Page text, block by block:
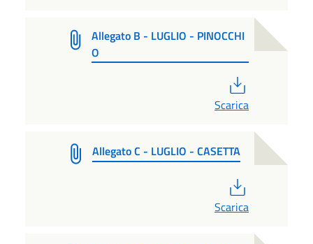
Allegato B - LUGLIO - PINOCCHI
O
Scarica
Allegato C - LUGLIO - CASETTA
Scarica